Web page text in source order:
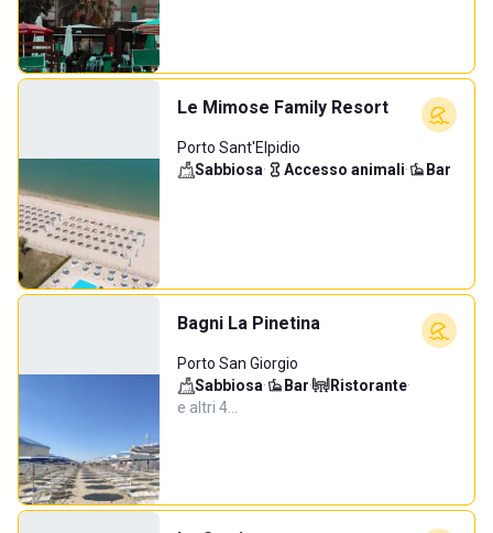
Le Mimose Family Resort
Porto Sant'Elpidio
Sabbiosa· Accesso animali· Bar
Bagni La Pinetina
Porto San Giorgio
Sabbiosa· Bar· Ristorante·
e altri 4…